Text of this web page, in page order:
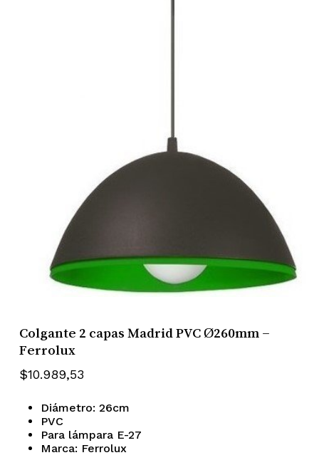
Colgante 2 capas Madrid PVC Ø260mm –
Ferrolux
$10.989,53
Diámetro: 26cm
PVC
Para lámpara E-27
Marca: Ferrolux